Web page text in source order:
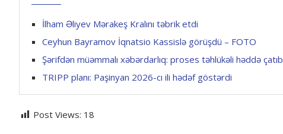
İlham Əliyev Mərakeş Kralını təbrik etdi
Ceyhun Bayramov İqnatsio Kassislə görüşdü – FOTO
Şərifdən müəmmalı xəbərdarlıq: proses təhlükəli həddə çatıb
TRIPP planı: Paşinyan 2026-cı ili hədəf göstərdi
Post Views: 18